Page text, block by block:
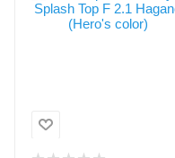
Hagane (Hero's
Splash Top F 2.1